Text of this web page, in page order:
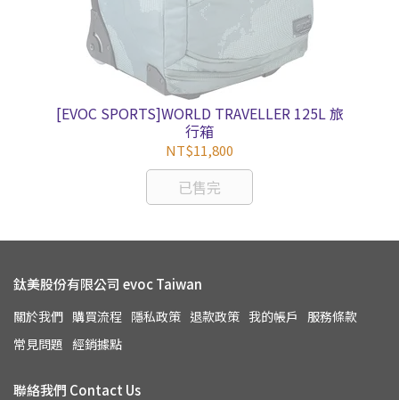
[EVOC SPORTS]WORLD TRAVELLER 125L 旅
行箱
NT$11,800
已售完
鈦美股份有限公司 evoc Taiwan
關於我們 購買流程 隱私政策 退款政策 我的帳戶
服務條款
常見問題 經銷據點
聯絡我們 Contact Us